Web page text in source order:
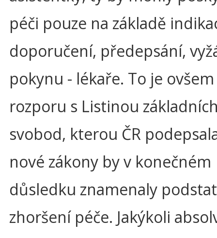
péči pouze na základě
doporučení, předepsání,
pokynu - lékaře. To je
rozporu s Listinou
svobod, kterou ČR
nové zákony by v konečném
důsledku znamenaly
zhoršení péče. Jakýkoli